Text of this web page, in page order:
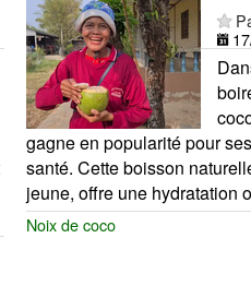
gagne en popularité pour
santé. Cette boisson
jeune, offre une hydratation
Noix de coco